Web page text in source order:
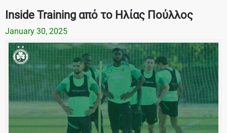
Inside Training από το Ηλίας Πούλλος
January 30, 2025